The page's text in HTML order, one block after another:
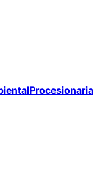
Procesionaria